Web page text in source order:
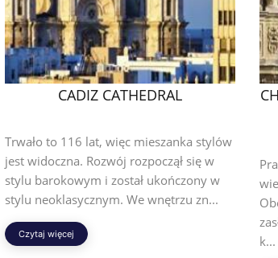
CADIZ CATHEDRAL
Trwało to 116 lat, więc mieszanka stylów
jest widoczna. Rozwój rozpoczął się w
stylu barokowym i został ukończony w
stylu neoklasycznym. We wnętrzu zn...
Czytaj więcej
k...